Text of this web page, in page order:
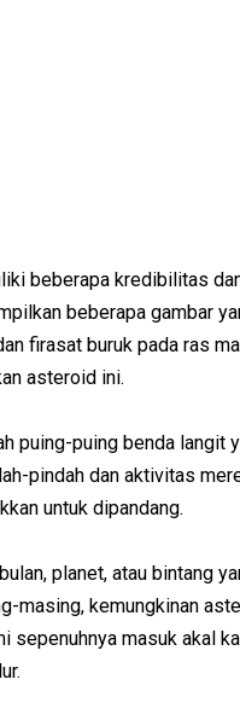
beberapa kredibilitas
beberapa gambar
firasat buruk pada ras
asteroid ini.
puing-puing benda langit
pindah dan aktivitas
untuk dipandang.
planet, atau bintang
masing, kemungkinan
sepenuhnya masuk akal